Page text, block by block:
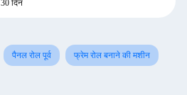
30 दिन
पैनल रोल पूर्व फ्रेम रोल बनाने की मशीन